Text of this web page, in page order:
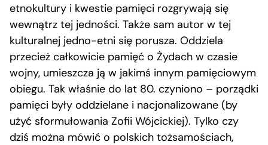
etnokultury i kwestie pamięci rozgrywają się
wewnątrz tej jedności. Także sam autor w tej
kulturalnej jedno-etni się porusza. Oddziela
przecież całkowicie pamięć o Żydach w czasie
wojny, umieszcza ją w jakimś innym pamięciowym
obiegu. Tak właśnie do lat 80. czyniono – porządki
pamięci były oddzielane i nacjonalizowane (by
użyć sformułowania Zofii Wójcickiej). Tylko czy
dziś można mówić o polskich tożsamościach,